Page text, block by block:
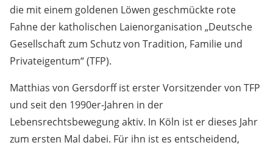
die mit einem goldenen Löwen geschmückte rote
Fahne der katholischen Laienorganisation „Deutsche
Gesellschaft zum Schutz von Tradition, Familie und
Privateigentum“ (TFP).
Matthias von Gersdorff ist erster Vorsitzender von TFP
und seit den 1990er-Jahren in der
Lebensrechtsbewegung aktiv. In Köln ist er dieses Jahr
zum ersten Mal dabei. Für ihn ist es entscheidend,